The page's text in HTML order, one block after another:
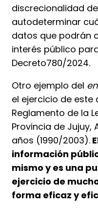
discrecionalidad
autodeterminar
datos que podrán
interés público
Decreto780/2024.
Otro ejemplo del
el ejercicio de este
Reglamento de la
Provincia de Jujuy,
años (1990/2003).
información
mismo y es una
ejercicio de
forma eficaz y